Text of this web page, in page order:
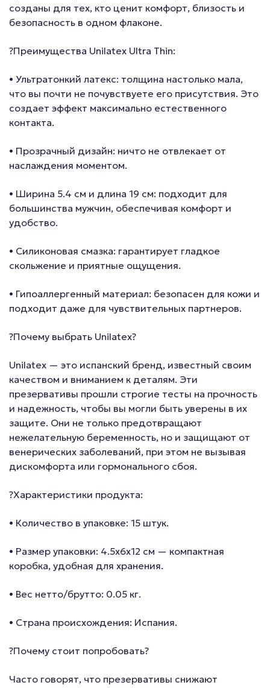
созданы для тех, кто ценит комфорт, близость и
безопасность в одном флаконе.
?Преимущества Unilatex Ultra Thin:
• Ультратонкий латекс: толщина настолько мала,
что вы почти не почувствуете его присутствия. Это
создает эффект максимально естественного
контакта.
• Прозрачный дизайн: ничто не отвлекает от
наслаждения моментом.
• Ширина 5.4 см и длина 19 см: подходит для
большинства мужчин, обеспечивая комфорт и
удобство.
• Силиконовая смазка: гарантирует гладкое
скольжение и приятные ощущения.
• Гипоаллергенный материал: безопасен для кожи и
подходит даже для чувствительных партнеров.
?Почему выбрать Unilatex?
Unilatex — это испанский бренд, известный своим
качеством и вниманием к деталям. Эти
презервативы прошли строгие тесты на прочность
и надежность, чтобы вы могли быть уверены в их
защите. Они не только предотвращают
нежелательную беременность, но и защищают от
венерических заболеваний, при этом не вызывая
дискомфорта или гормонального сбоя.
?Характеристики продукта:
• Количество в упаковке: 15 штук.
• Размер упаковки: 4.5x6x12 см — компактная
коробка, удобная для хранения.
• Вес нетто/брутто: 0.05 кг.
• Страна происхождения: Испания.
?Почему стоит попробовать?
Часто говорят, что презервативы снижают